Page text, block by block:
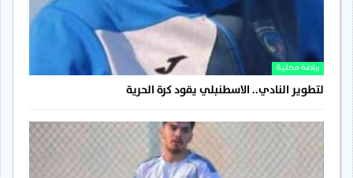
رياضة محلية
لتطوير النادي.. الاسطنبلي يقود كرة الحرية